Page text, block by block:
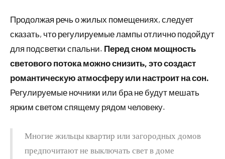
Продолжая речь о жилых помещениях, следует
сказать, что регулируемые лампы отлично подойдут
для подсветки спальни. Перед сном мощность
светового потока можно снизить, это создаст
романтическую атмосферу или настроит на сон.
Регулируемые ночники или бра не будут мешать
ярким светом спящему рядом человеку.
Многие жильцы квартир или загородных домов
предпочитают не выключать свет в доме